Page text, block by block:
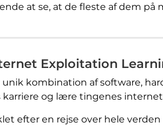
at se, at de fleste af dem på
Exploitation
kombination af software,
og lære tingenes
efter en rejse over hele